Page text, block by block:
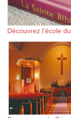
Découvrez l’école